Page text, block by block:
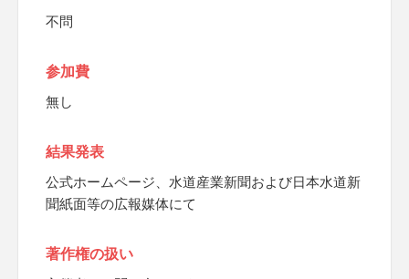
不問
参加費
無し
結果発表
公式ホームページ、水道産業新聞および日本水道新
聞紙面等の広報媒体にて
著作権の扱い